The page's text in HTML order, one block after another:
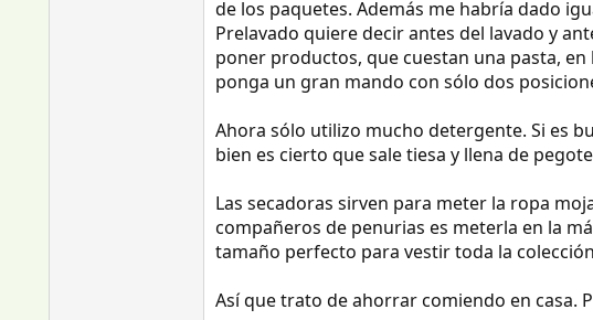
de los paquetes. Además me habría dado
Prelavado quiere decir antes del lavado y
poner productos, que cuestan una pasta,
ponga un gran mando con sólo dos
Ahora sólo utilizo mucho detergente. Si es
bien es cierto que sale tiesa y llena de
Las secadoras sirven para meter la ropa
compañeros de penurias es meterla en la
tamaño perfecto para vestir toda la
Así que trato de ahorrar comiendo en casa.